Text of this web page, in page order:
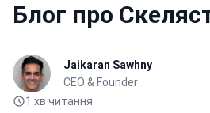
Блог про
Jaikaran Sawhny
CEO & Founder
1 хв читання